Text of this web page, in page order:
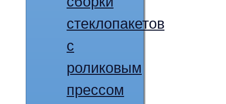
стеклопакетов
с
роликовым
прессом